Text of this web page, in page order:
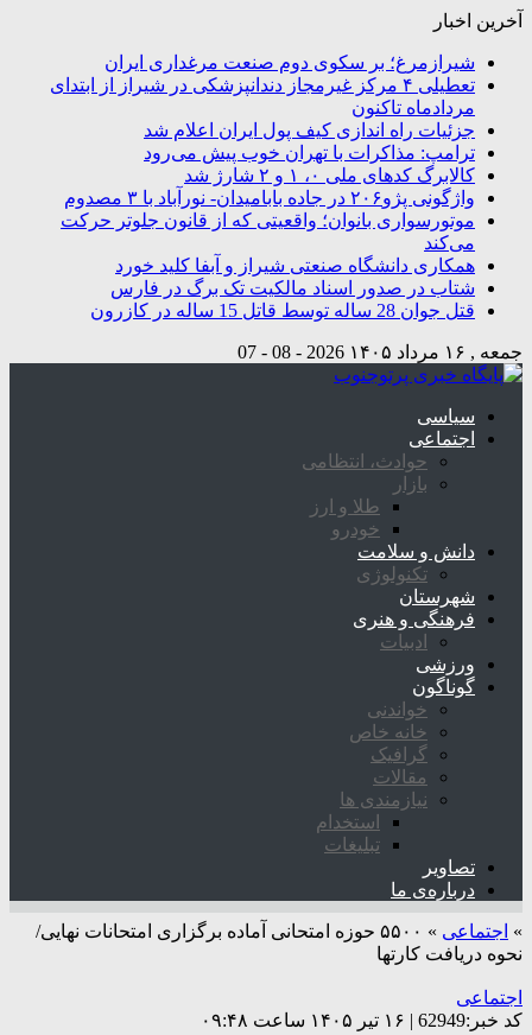
آخرین اخبار
شیرازمرغ؛ بر سکوی دوم صنعت مرغداری ایران
تعطیلی ۴ مرکز غیرمجاز دندانپزشکی در شیراز از ابتدای
مردادماه تاکنون
جزئیات راه اندازی کیف پول ایران اعلام شد
ترامپ: مذاکرات با تهران خوب پیش می‌رود
کالابرگ کدهای ملی ۰، ۱ و ۲ شارژ شد
واژگونی پژو۲۰۶ در جاده بابامیدان- نورآباد با ۳ مصدوم
موتورسواری بانوان؛ واقعیتی که از قانون جلوتر حرکت
می‌کند
همکاری دانشگاه صنعتی شیراز و آبفا کلید خورد
شتاب در صدور اسناد مالکیت تک برگ در فارس
قتل جوان 28 ساله توسط قاتل 15 ساله در کازرون
جمعه , ۱۶ مرداد ۱۴۰۵ 2026 - 08 - 07
سیاسی
اجتماعی
حوادث، انتظامی
بازار
طلا و ارز
خودرو
دانش و سلامت
تکنولوژی
شهرستان
فرهنگی و هنری
ادبیات
ورزشی
گوناگون
خواندنی
خانه خاص
گرافیک
مقالات
نیازمندی ها
استخدام
تبلیغات
تصاویر
درباره‌ی ما
» اجتماعی »
۵۵۰۰ حوزه امتحانی آماده برگزاری امتحانات نهایی/
نحوه دریافت کارتها
اجتماعی
کد خبر:62949 | ۱۶ تیر ۱۴۰۵ ساعت ۰۹:۴۸